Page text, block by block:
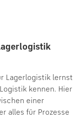
Lagerlogistik lernst
kennen. Hier
einer
alles für Prozesse